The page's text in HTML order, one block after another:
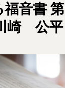
音書
崎 公平